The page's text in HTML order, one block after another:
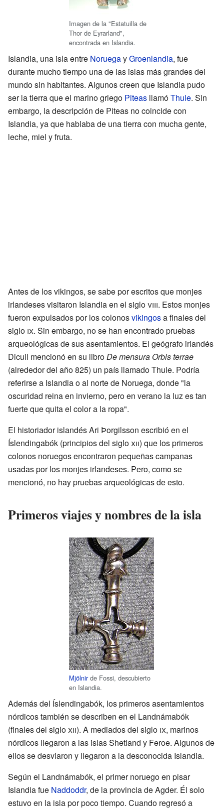
Imagen de la "Estatuilla de
Thor de Eyrarland",
encontrada en Islandia.
Islandia, una isla entre NoruegayGroenlandia, fue
durante mucho tiempo una de las islas más grandes del
mundo sin habitantes. Algunos creen que Islandia pudo
ser la tierra que el marino griego Piteas llamóThule. Sin
embargo, la descripción de Piteas no coincide con
Islandia, ya que hablaba de una tierra con mucha gente,
leche, miel y fruta.
Antes de los vikingos, se sabe por escritos que monjes
irlandeses visitaron Islandia en el sigloviii. Estos monjes
fueron expulsados por los colonosvikingosa finales del
siglo ix. Sin embargo, no se han encontrado pruebas
arqueológicas de sus asentamientos. El geógrafo irlandés
Dicuil mencionó en su libroDe mensura Orbis terrae
(alrededor del año 825) un país llamado Thule. Podría
referirse a Islandia o al norte de Noruega, donde "la
oscuridad reina en invierno, pero en verano la luz es tan
fuerte que quita el color a la ropa".
El historiador islandés Ari Þorgilsson escribió en el
Íslendingabók (principios del sigloxii) que los primeros
colonos noruegos encontraron pequeñas campanas
usadas por los monjes irlandeses. Pero, como se
mencionó, no hay pruebas arqueológicas de esto.
Primeros viajes y nombres de la isla
Mjölnirde Fossi, descubierto
en Islandia.
Además del Íslendingabók, los primeros asentamientos
nórdicos también se describen en el Landnámabók
(finales del sigloxii). A mediados del siglo ix, marinos
nórdicos llegaron a las islas Shetland y Feroe. Algunos de
ellos se desviaron y llegaron a la desconocida Islandia.
Según el Landnámabók, el primer noruego en pisar
Islandia fue Naddoddr, de la provincia de Agder. Él solo
estuvo en la isla por poco tiempo. Cuando regresó a